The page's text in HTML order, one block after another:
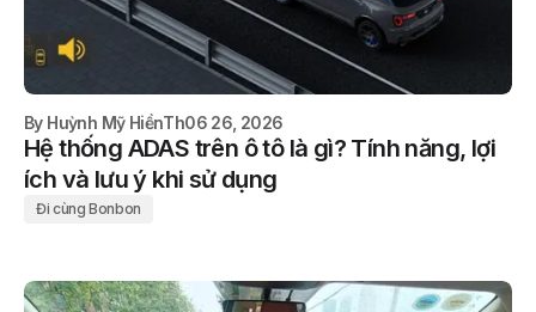
By Huỳnh Mỹ HiềnTh06 26, 2026
Hệ thống ADAS trên ô tô là gì? Tính năng, lợi
ích và lưu ý khi sử dụng
Đi cùng Bonbon